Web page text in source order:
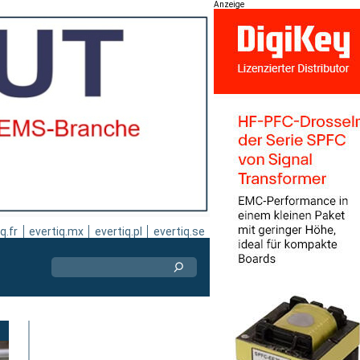
evertiq.mx evertiq.pl evertiq.se
Anzeige